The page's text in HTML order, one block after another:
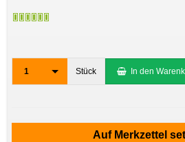
1 Stück In den
Auf Merkzettel